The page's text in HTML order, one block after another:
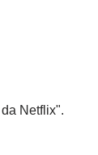
Netflix".